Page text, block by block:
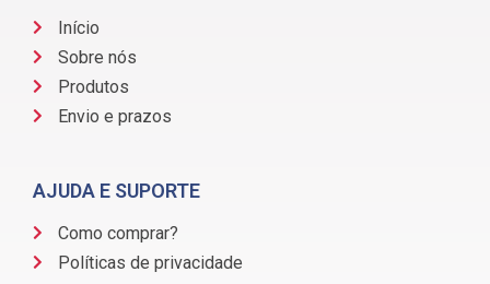
Início
Sobre nós
Produtos
Envio e prazos
AJUDA E SUPORTE
Como comprar?
Políticas de privacidade